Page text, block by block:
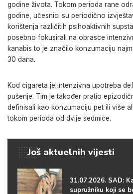
godine života. Tokom perioda rane
godine, učesnici su periodično
korištenja različitih psihoaktivnih
posebno fokusirali na obrasce
kanabis to je značilo konzumaciju
30 dana.
Kod cigareta je intenzivna upotreba
pušenje. Tim je također pratio
definisali kao konzumaciju pet ili više
tokom perioda od dvije sedmice.
Još aktuelnih vijesti
31.07.2026. SAD:
supružniku koji se